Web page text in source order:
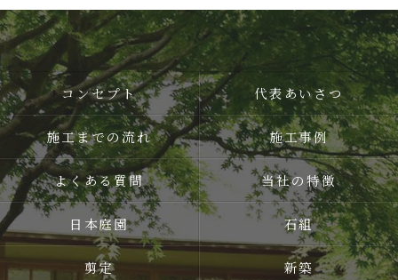
コンセプト 代表あいさつ
施工までの流れ 施工事例
よくある質問 当社の特徴
日本庭園 石組
剪定 新築